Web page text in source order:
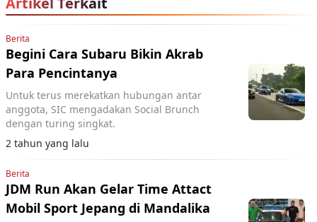
Berita
Begini Cara Subaru Bikin Akrab
Para Pencintanya
Untuk terus merekatkan hubungan antar
anggota, SIC mengadakan Social Brunch
dengan turing singkat.
2 tahun yang lalu
Berita
JDM Run Akan Gelar Time Attact
Mobil Sport Jepang di Mandalika